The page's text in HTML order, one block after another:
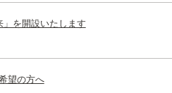
を開設いたします
望の方へ